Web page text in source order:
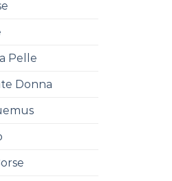
Pelle
Donna